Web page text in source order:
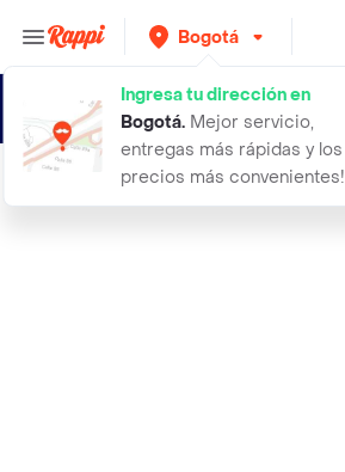
Bogotá
Ingresa tu dirección en
Bogotá. Mejor servicio,
entregas más rápidas y los
precios más convenientes!
40 pantalon just a girl negro